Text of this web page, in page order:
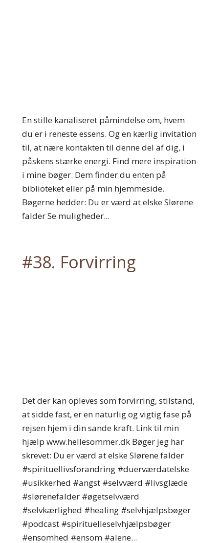
En stille kanaliseret påmindelse om, hvem
du er i reneste essens. Og en kærlig invitation
til, at nære kontakten til denne del af dig, i
påskens stærke energi. Find mere inspiration
i mine bøger. Dem finder du enten på
biblioteket eller på min hjemmeside.
Bøgerne hedder: Du er værd at elske Slørene
falder Se muligheder...
#38. Forvirring
Det der kan opleves som forvirring, stilstand,
at sidde fast, er en naturlig og vigtig fase på
rejsen hjem i din sande kraft. Link til min
hjælp www.hellesommer.dk Bøger jeg har
skrevet: Du er værd at elske Slørene falder
#spirituellivsforandring #duerværdatelske
#usikkerhed #angst #selvværd #livsglæde
#slørenefalder #øgetselvværd
#selvkærlighed #healing #selvhjælpsbøger
#podcast #spirituelleselvhjælpsbøger
#ensomhed #ensom #alene...